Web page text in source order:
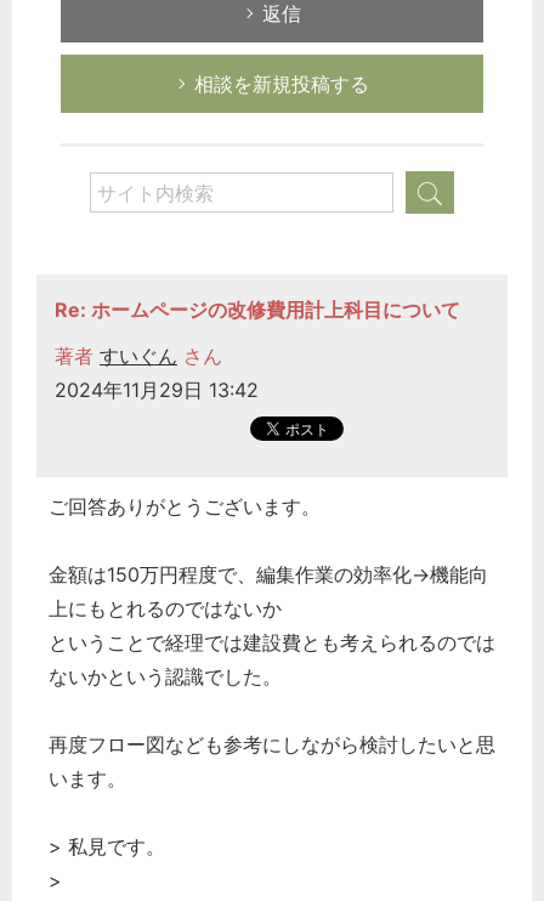
返信
相談を新規投稿する
Re: ホームページの改修費用計上科目について
著者 すいぐん さん
2024年11月29日 13:42
ご回答ありがとうございます。
金額は150万円程度で、編集作業の効率化→機能向
上にもとれるのではないか
ということで経理では建設費とも考えられるのでは
ないかという認識でした。
再度フロー図なども参考にしながら検討したいと思
います。
> 私見です。
>